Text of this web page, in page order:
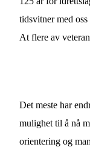
tidsvitner med
At flere av
Det meste har
mulighet til å nå
orientering og